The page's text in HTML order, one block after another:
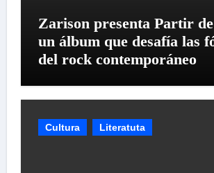
Zarison presenta Partir
un álbum que desafía las
del rock contemporáneo
Cultura Literatuta